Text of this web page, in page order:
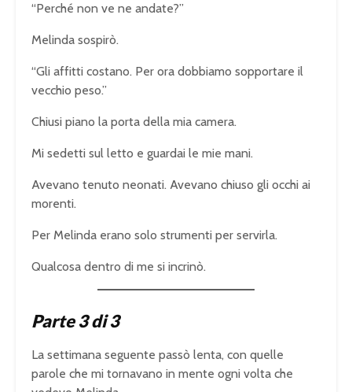
“Perché non ve ne andate?”
Melinda sospirò.
“Gli affitti costano. Per ora dobbiamo sopportare il
vecchio peso.”
Chiusi piano la porta della mia camera.
Mi sedetti sul letto e guardai le mie mani.
Avevano tenuto neonati. Avevano chiuso gli occhi ai
morenti.
Per Melinda erano solo strumenti per servirla.
Qualcosa dentro di me si incrinò.
Parte 3 di 3
La settimana seguente passò lenta, con quelle
parole che mi tornavano in mente ogni volta che